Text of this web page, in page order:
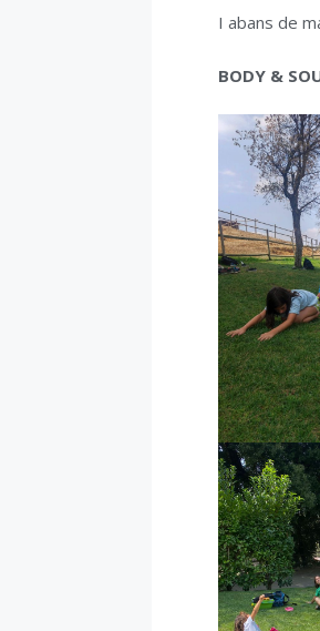
I abans de
BODY &